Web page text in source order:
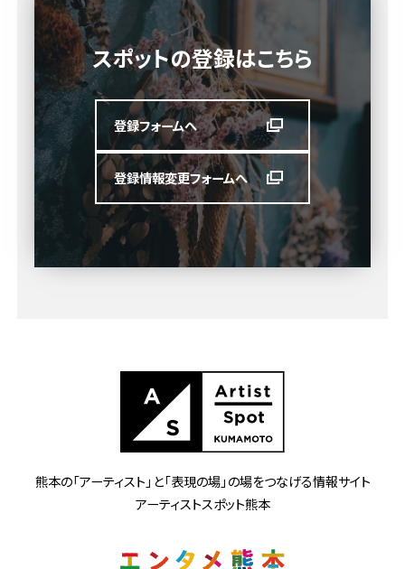
スポットの登録はこちら
登録フォームへ
登録情報変更フォームへ
熊本の「アーティスト」と「表現の場」の場をつなげる情報サイト
アーティストスポット熊本